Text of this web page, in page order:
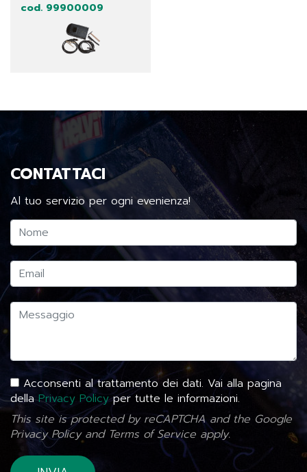
cod. 99900009
CONTATTACI
Al tuo servizio per ogni evenienza!
Acconsenti al trattamento dei dati. Vai alla pagina
dellaPrivacy Policyper tutte le informazioni.
This site is protected by reCAPTCHA and the Google
Privacy Policyand Terms of Service apply.